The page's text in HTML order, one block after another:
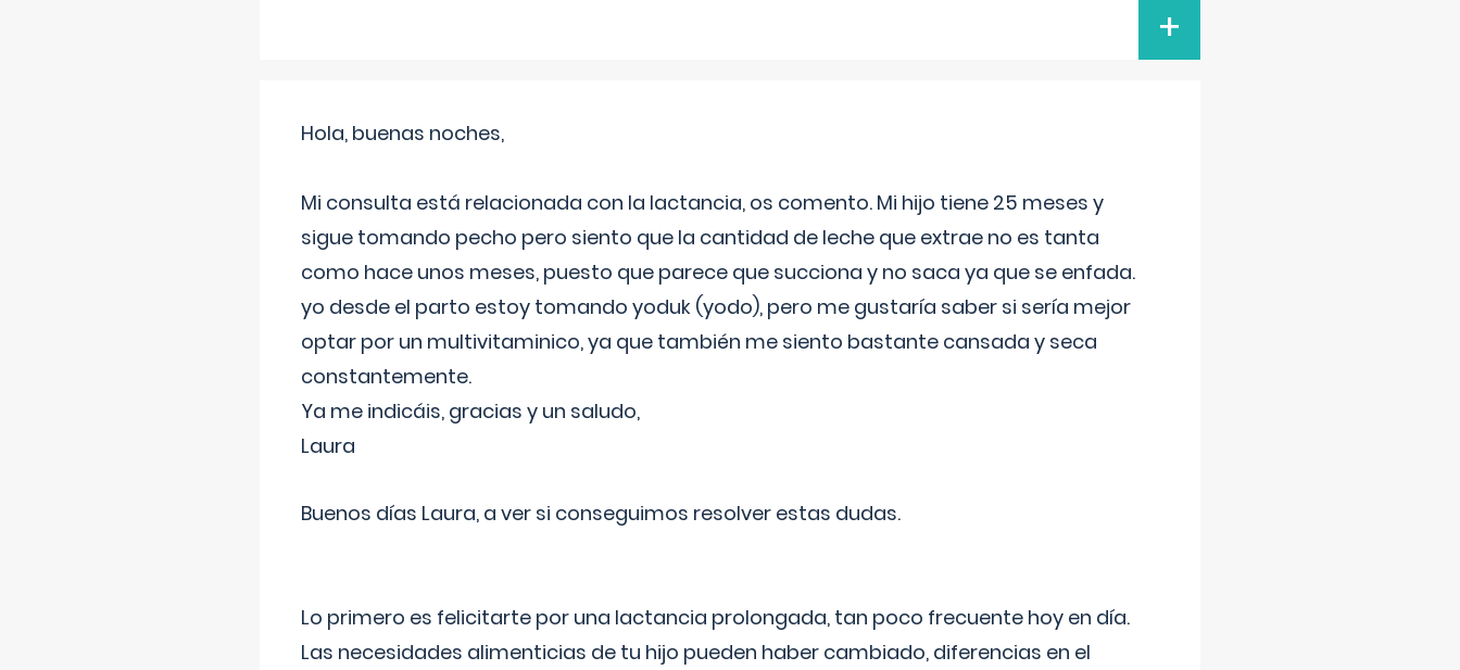
+
Hola, buenas noches,
Mi consulta está relacionada con la lactancia, os comento. Mi hijo tiene 25 meses y
sigue tomando pecho pero siento que la cantidad de leche que extrae no es tanta
como hace unos meses, puesto que parece que succiona y no saca ya que se enfada.
yo desde el parto estoy tomando yoduk (yodo), pero me gustaría saber si sería mejor
optar por un multivitaminico, ya que también me siento bastante cansada y seca
constantemente.
Ya me indicáis, gracias y un saludo,
Laura
Buenos días Laura, a ver si conseguimos resolver estas dudas.
Lo primero es felicitarte por una lactancia prolongada, tan poco frecuente hoy en día.
Las necesidades alimenticias de tu hijo pueden haber cambiado, diferencias en el